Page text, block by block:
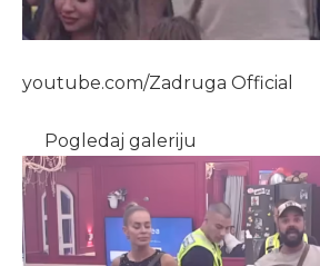
youtube.com/Zadruga Official
Pogledaj galeriju